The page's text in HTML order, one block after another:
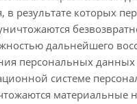
в результате которых
дальнейшего
персональных данных
системе
материальные